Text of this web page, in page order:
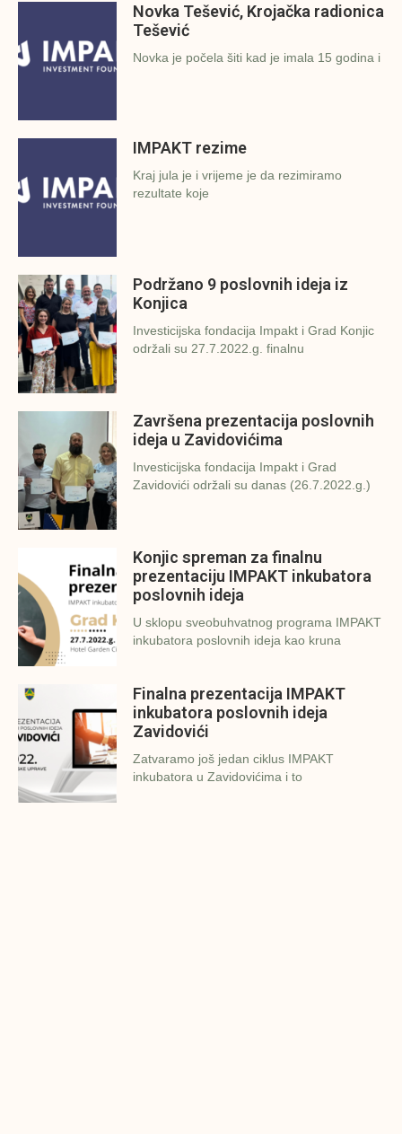
Novka Tešević, Krojačka radionica
Tešević
Novka je počela šiti kad je imala 15 godina i
IMPAKT rezime
Kraj jula je i vrijeme je da rezimiramo
rezultate koje
Podržano 9 poslovnih ideja iz
Konjica
Investicijska fondacija Impakt i Grad Konjic
održali su 27.7.2022.g. finalnu
Završena prezentacija poslovnih
ideja u Zavidovićima
Investicijska fondacija Impakt i Grad
Zavidovići održali su danas (26.7.2022.g.)
Konjic spreman za finalnu
prezentaciju IMPAKT inkubatora
poslovnih ideja
U sklopu sveobuhvatnog programa IMPAKT
inkubatora poslovnih ideja kao kruna
Finalna prezentacija IMPAKT
inkubatora poslovnih ideja
Zavidovići
Zatvaramo još jedan ciklus IMPAKT
inkubatora u Zavidovićima i to